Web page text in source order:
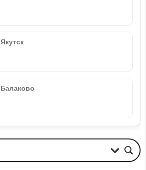
Якутск
Балаково